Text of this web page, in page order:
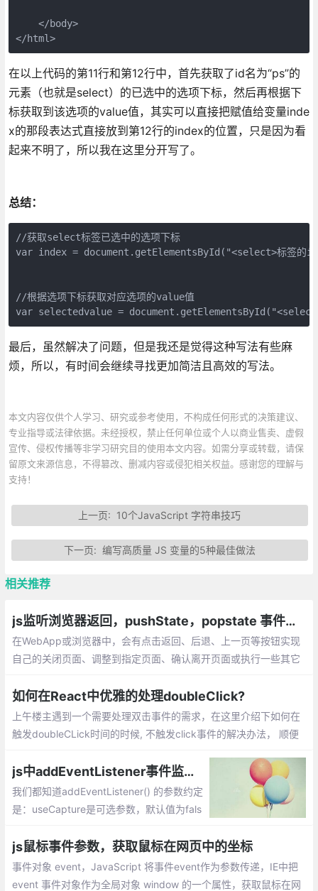
    </body>
</html>
在以上代码的第11行和第12行中，首先获取了id名为“ps”的
元素（也就是select）的已选中的选项下标，然后再根据下
标获取到该选项的value值，其实可以直接把赋值给变量inde
x的那段表达式直接放到第12行的index的位置，只是因为看
起来不明了，所以我在这里分开写了。
总结：
//获取select标签已选中的选项下标
var index = document.getElementsById("<select>标签
//根据选项下标获取对应选项的value值
var selectedvalue =
最后，虽然解决了问题，但是我还是觉得这种写法有些麻
烦，所以，有时间会继续寻找更加简洁且高效的写法。
本文内容仅供个人学习、研究或参考使用，不构成任何形式的决策建议、
专业指导或法律依据。未经授权，禁止任何单位或个人以商业售卖、虚假
宣传、侵权传播等非学习研究目的使用本文内容。如需分享或转载，请保
留原文来源信息，不得篡改、删减内容或侵犯相关权益。感谢您的理解与
支持！
上一页: 10个JavaScript 字符串技巧
下一页: 编写高质量 JS 变量的5种最佳做法
相关推荐
js监听浏览器返回，pushState，popstate 事件，window.history对象
在WebApp或浏览器中，会有点击返回、后退、上一页等按钮实现
自己的关闭页面、调整到指定页面、确认离开页面或执行一些其它
页操作。
如何在React中优雅的处理doubleClick?
上午楼主遇到一个需要处理双击事件的需求，在这里介绍下如何在
触发doubleCLick时间的时候, 不触发click事件的解决办法， 顺便
断这个click 不在 doubleClick 中。
js中addEventListener事件监听器参数详解
我们都知道addEventListener() 的参数约定
是：useCapture是可选参数，默认值为fals
ener() 的第三个参数可以是个对象值了。pa
ssive就是告诉浏览器我可不可以用stopPro
pagation...
js鼠标事件参数，获取鼠标在网页中的坐标
事件对象 event，JavaScript 将事件event作为参数传递，IE中把
event 事件对象作为全局对象 window 的一个属性，获取鼠标在网